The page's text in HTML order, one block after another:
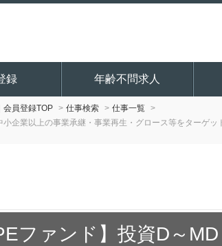
録 年齢不問求人
会員登録TOP 仕事検索
仕事一覧
企業以上の事業承継・事業再生・グロース等をターゲ
ファンド】投資D～